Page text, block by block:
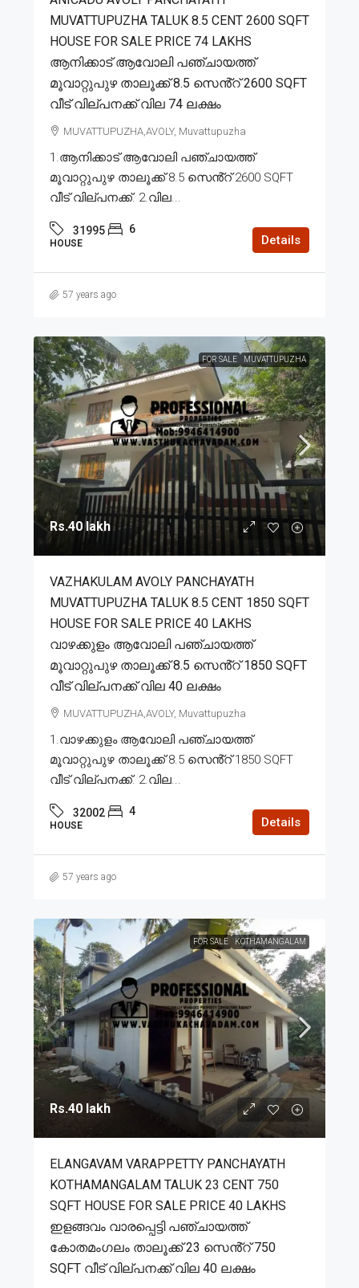
MUVATTUPUZHA TALUK 8.5 CENT 2600 SQFT
HOUSE FOR SALE PRICE 74 LAKHS
ആനിക്കാട് ആവോലി പഞ്ചായത്ത്
മൂവാറ്റുപുഴ താലൂക്ക് 8.5 സെൻ്റ് 2600 SQFT
വീട് വില്പനക്ക് വില 74 ലക്ഷം
MUVATTUPUZHA,AVOLY, Muvattupuzha
1.ആനിക്കാട് ആവോലി പഞ്ചായത്ത്
മൂവാറ്റുപുഴ താലൂക്ക് 8.5 സെൻ്റ് 2600 SQFT
വീട് വില്പനക്ക്. 2.വില...
31995 6
HOUSE Details
57 years ago
FOR SALE MUVATTUPUZHA
Rs.40 lakh
VAZHAKULAM AVOLY PANCHAYATH
MUVATTUPUZHA TALUK 8.5 CENT 1850 SQFT
HOUSE FOR SALE PRICE 40 LAKHS
വാഴക്കുളം ആവോലി പഞ്ചായത്ത്
മൂവാറ്റുപുഴ താലൂക്ക് 8.5 സെൻ്റ് 1850 SQFT
വീട് വില്പനക്ക് വില 40 ലക്ഷം
MUVATTUPUZHA,AVOLY, Muvattupuzha
1.വാഴക്കുളം ആവോലി പഞ്ചായത്ത്
മൂവാറ്റുപുഴ താലൂക്ക് 8.5 സെൻ്റ് 1850 SQFT
വീട് വില്പനക്ക്. 2.വില...
32002 4
HOUSE Details
57 years ago
FOR SALE KOTHAMANGALAM
Rs.40 lakh
ELANGAVAM VARAPPETTY PANCHAYATH
KOTHAMANGALAM TALUK 23 CENT 750
SQFT HOUSE FOR SALE PRICE 40 LAKHS
ഇളങ്ങവം വാരപ്പെട്ടി പഞ്ചായത്ത്
കോതമംഗലം താലൂക്ക് 23 സെൻ്റ് 750
SQFT വീട് വില്പനക്ക് വില 40 ലക്ഷം